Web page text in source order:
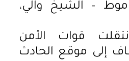
– الشيخ والي،
قوات الأمن
إلى موقع الحادث